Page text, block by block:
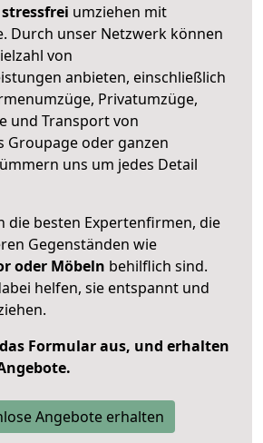
umziehen mit
Durch unser Netzwerk können
von
anbieten, einschließlich
Privatumzüge,
und Transport von
Groupage oder ganzen
uns um jedes Detail
die besten Expertenfirmen, die
Gegenständen wie
oder Möbeln behilflich sind.
helfen, sie entspannt und
Formular aus, und erhalten
Angebote erhalten